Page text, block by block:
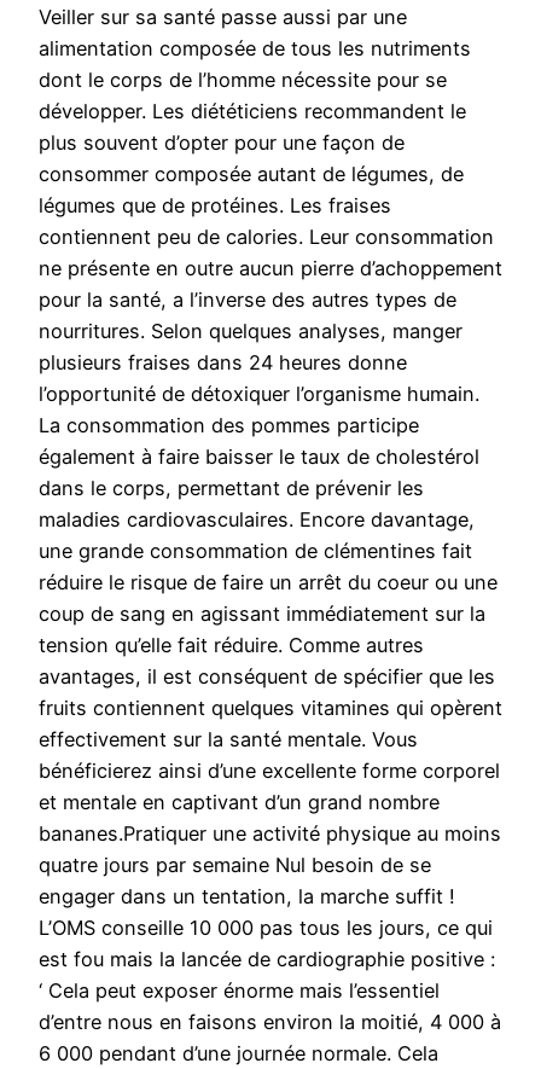
Veiller sur sa santé passe aussi par une
alimentation composée de tous les nutriments
dont le corps de l’homme nécessite pour se
développer. Les diététiciens recommandent le
plus souvent d’opter pour une façon de
consommer composée autant de légumes, de
légumes que de protéines. Les fraises
contiennent peu de calories. Leur consommation
ne présente en outre aucun pierre d’achoppement
pour la santé, a l’inverse des autres types de
nourritures. Selon quelques analyses, manger
plusieurs fraises dans 24 heures donne
l’opportunité de détoxiquer l’organisme humain.
La consommation des pommes participe
également à faire baisser le taux de cholestérol
dans le corps, permettant de prévenir les
maladies cardiovasculaires. Encore davantage,
une grande consommation de clémentines fait
réduire le risque de faire un arrêt du coeur ou une
coup de sang en agissant immédiatement sur la
tension qu’elle fait réduire. Comme autres
avantages, il est conséquent de spécifier que les
fruits contiennent quelques vitamines qui opèrent
effectivement sur la santé mentale. Vous
bénéficierez ainsi d’une excellente forme corporel
et mentale en captivant d’un grand nombre
bananes.Pratiquer une activité physique au moins
quatre jours par semaine Nul besoin de se
engager dans un tentation, la marche suffit !
L’OMS conseille 10 000 pas tous les jours, ce qui
est fou mais la lancée de cardiographie positive :
‘ Cela peut exposer énorme mais l’essentiel
d’entre nous en faisons environ la moitié, 4 000 à
6 000 pendant d’une journée normale. Cela